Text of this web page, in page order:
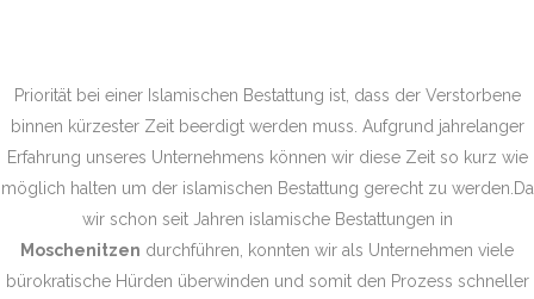
Priorität bei einer Islamischen Bestattung ist, dass der Verstorbene
binnen kürzester Zeit beerdigt werden muss. Aufgrund jahrelanger
Erfahrung unseres Unternehmens können wir diese Zeit so kurz wie
möglich halten um der islamischen Bestattung gerecht zu werden.Da
wir schon seit Jahren islamische Bestattungen in
Moschenitzen durchführen, konnten wir als Unternehmen viele
bürokratische Hürden überwinden und somit den Prozess schneller